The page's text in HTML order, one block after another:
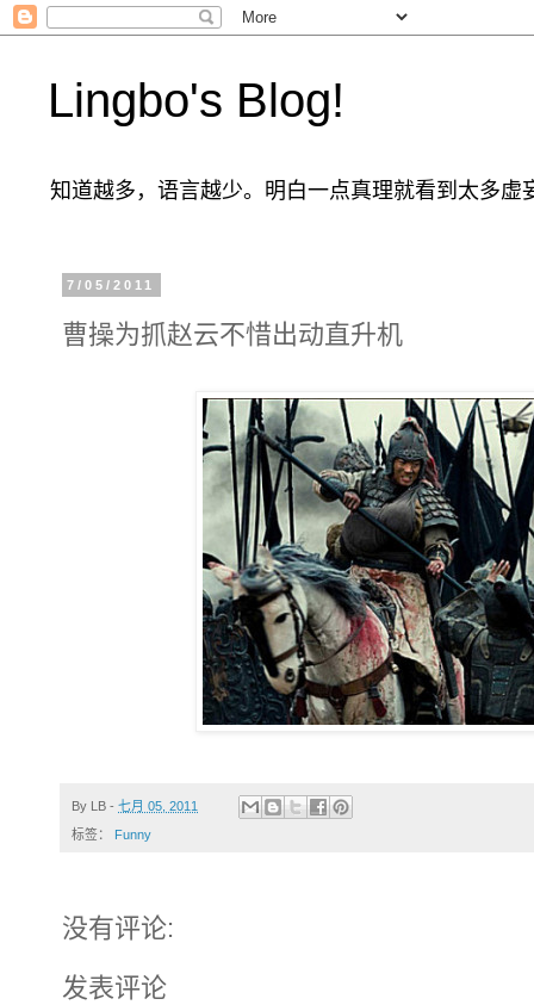
Lingbo's Blog!
知道越多，语言越少。明白一点真理就看到太多虚
7/05/2011
曹操为抓赵云不惜出动直升机
By LB - 七月 05, 2011
标签： Funny
没有评论:
发表评论